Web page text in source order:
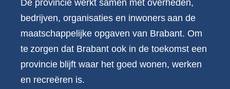
De provincie werkt samen met overheden,
bedrijven, organisaties en inwoners aan de
maatschappelijke opgaven van Brabant. Om
te zorgen dat Brabant ook in de toekomst een
provincie blijft waar het goed wonen, werken
en recreëren is.